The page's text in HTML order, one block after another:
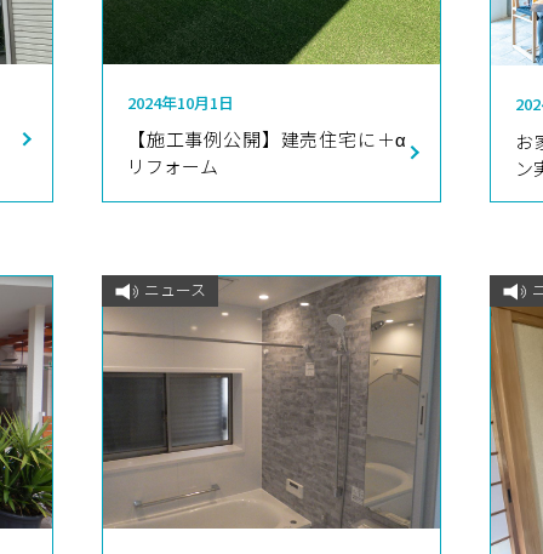
2024年10月1日
【施工事例公開】建売住宅に＋α
リフォーム
お
ン
ニュース